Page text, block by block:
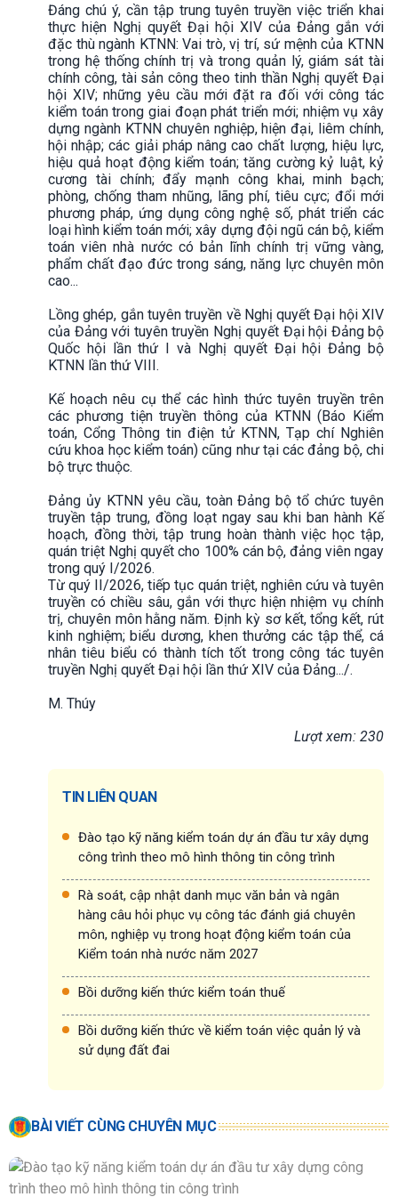
Đáng chú ý, cần tập trung tuyên truyền việc triển khai
thực hiện Nghị quyết Đại hội XIV của Đảng gắn với
đặc thù ngành KTNN: Vai trò, vị trí, sứ mệnh của KTNN
trong hệ thống chính trị và trong quản lý, giám sát tài
chính công, tài sản công theo tinh thần Nghị quyết Đại
hội XIV; những yêu cầu mới đặt ra đối với công tác
kiểm toán trong giai đoạn phát triển mới; nhiệm vụ xây
dựng ngành KTNN chuyên nghiệp, hiện đại, liêm chính,
hội nhập; các giải pháp nâng cao chất lượng, hiệu lực,
hiệu quả hoạt động kiểm toán; tăng cường kỷ luật, kỷ
cương tài chính; đẩy mạnh công khai, minh bạch;
phòng, chống tham nhũng, lãng phí, tiêu cực; đổi mới
phương pháp, ứng dụng công nghệ số, phát triển các
loại hình kiểm toán mới; xây dựng đội ngũ cán bộ, kiểm
toán viên nhà nước có bản lĩnh chính trị vững vàng,
phẩm chất đạo đức trong sáng, năng lực chuyên môn
cao...
Lồng ghép, gắn tuyên truyền về Nghị quyết Đại hội XIV
của Đảng với tuyên truyền Nghị quyết Đại hội Đảng bộ
Quốc hội lần thứ I và Nghị quyết Đại hội Đảng bộ
KTNN lần thứ VIII.
Kế hoạch nêu cụ thể các hình thức tuyên truyền trên
các phương tiện truyền thông của KTNN (Báo Kiểm
toán, Cổng Thông tin điện tử KTNN, Tạp chí Nghiên
cứu khoa học kiểm toán) cũng như tại các đảng bộ, chi
bộ trực thuộc.
Đảng ủy KTNN yêu cầu, toàn Đảng bộ tổ chức tuyên
truyền tập trung, đồng loạt ngay sau khi ban hành Kế
hoạch, đồng thời, tập trung hoàn thành việc học tập,
quán triệt Nghị quyết cho 100% cán bộ, đảng viên ngay
trong quý I/2026.
Từ quý II/2026, tiếp tục quán triệt, nghiên cứu và tuyên
truyền có chiều sâu, gắn với thực hiện nhiệm vụ chính
trị, chuyên môn hằng năm. Định kỳ sơ kết, tổng kết, rút
kinh nghiệm; biểu dương, khen thưởng các tập thể, cá
nhân tiêu biểu có thành tích tốt trong công tác tuyên
truyền Nghị quyết Đại hội lần thứ XIV của Đảng.../.
M. Thúy
Lượt xem: 230
TIN LIÊN QUAN
Đào tạo kỹ năng kiểm toán dự án đầu tư xây dựng
công trình theo mô hình thông tin công trình
Rà soát, cập nhật danh mục văn bản và ngân
hàng câu hỏi phục vụ công tác đánh giá chuyên
môn, nghiệp vụ trong hoạt động kiểm toán của
Kiểm toán nhà nước năm 2027
Bồi dưỡng kiến thức kiểm toán thuế
Bồi dưỡng kiến thức về kiểm toán việc quản lý và
sử dụng đất đai
BÀI VIẾT CÙNG CHUYÊN MỤC